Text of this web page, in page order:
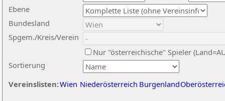
Ebene
Sortierung
Bundesland
Spgem./Kreis/Verein
Nur "österreichische" Spieler
Vereinslisten:Wien Niederösterreich Burgenland